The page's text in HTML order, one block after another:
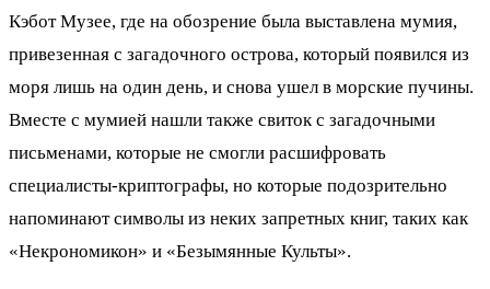
Кэбот Музее, где на обозрение была выставлена мумия,
привезенная с загадочного острова, который появился из
моря лишь на один день, и снова ушел в морские пучины.
Вместе с мумией нашли также свиток с загадочными
письменами, которые не смогли расшифровать
специалисты-криптографы, но которые подозрительно
напоминают символы из неких запретных книг, таких как
«Некрономикон» и «Безымянные Культы».